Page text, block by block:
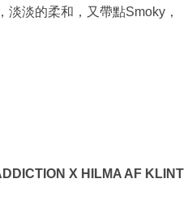
淡的柔和，又帶點Smoky，
X HILMA AF KLINT